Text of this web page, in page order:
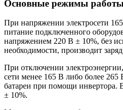
Основные режимы
При напряжении электросети
питание подключенного
напряжением 220 В ± 10%, без
необходимости, производит
При отключении
сети менее 165 В либо более 265
батареи при помощи инвертора.
± 10%.